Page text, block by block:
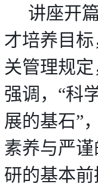
讲座开篇
才培养目
关管理规
强调，“科
展的基石”
素养与严
研的基本